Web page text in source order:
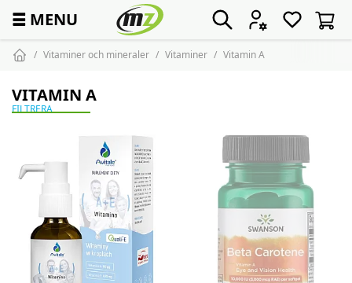
☰ MENU
Vitaminer och mineraler Vitaminer Vitamin A
VITAMIN A
FILTRERA